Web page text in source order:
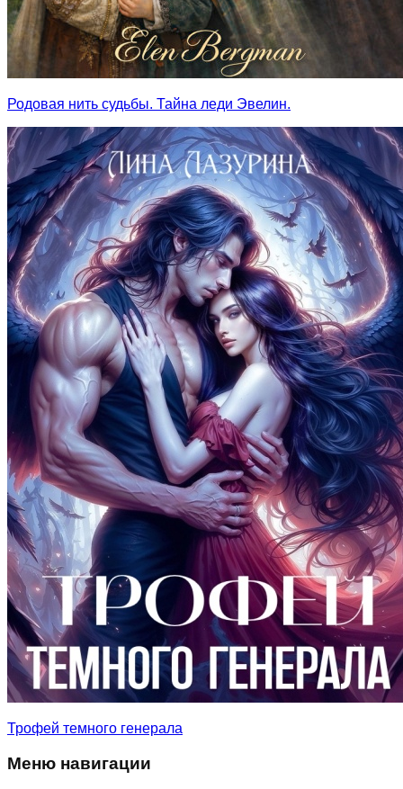
Родовая нить судьбы. Тайна леди Эвелин.
Трофей темного генерала
Меню навигации